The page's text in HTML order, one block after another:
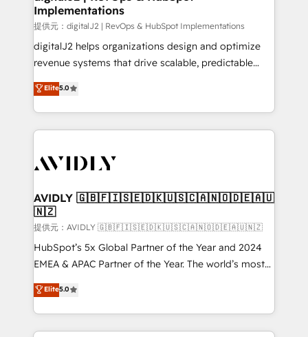
Implementations
提供元：digitalJ2 | RevOps & HubSpot Implementations
digitalJ2 helps organizations design and optimize
revenue systems that drive scalable, predictable
growth. As a triple-accredited HubSpot Solutions
Partner, we specialize in both strategic RevOps
planning and hands-on technical execution - building
the operational foundation companies need to
Healthcare - Financial Services - Managed IT (MSP) -
we help: ✔️ Full HubSpot implementations and portal
optimization ✔️ Data migrations, CRM architecture,
and reporting foundations ✔️ Custom integrations
and workflow automation ✔️ User adoption
programs, training, and enablement Through project-
partnerships, we guide organizations through the
revenue maturity model - delivering the right
Elite5.0
AVIDLY 🇬🇧🇫🇮🇸🇪🇩🇰🇺🇸🇨🇦🇳🇴🇩🇪🇦🇺
🇳🇿
提供元：AVIDLY 🇬🇧🇫🇮🇸🇪🇩🇰🇺🇸🇨🇦🇳🇴🇩🇪🇦🇺🇳🇿
HubSpot’s 5x Global Partner of the Year and 2024
EMEA & APAC Partner of the Year. The world’s most
experienced and fully accredited HubSpot Solutions
Partner. 🚀 With 2,750+ HubSpot projects delivered
and 370+ specialists across EMEA, APAC and NAM,
we de-risk complex CRM programmes and
Elite5.0